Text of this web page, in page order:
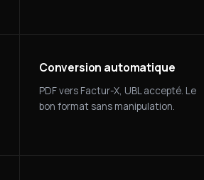
Conversion automatique
PDF vers Factur-X, UBL accepté. Le
bon format sans manipulation.